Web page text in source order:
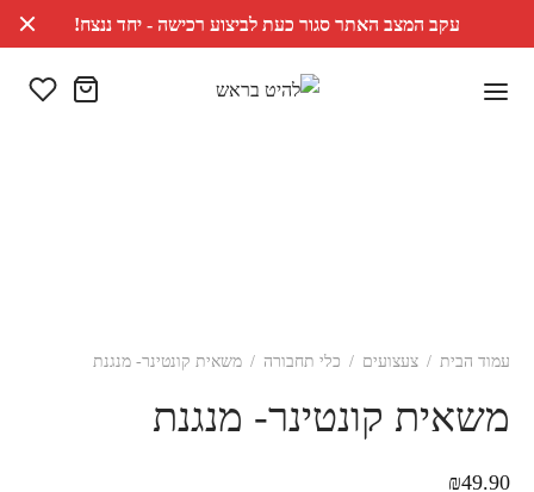
עקב המצב האתר סגור כעת לביצוע רכישה - יחד ננצח!
עמוד הבית / צעצועים / כלי תחבורה / משאית קונטינר- מנגנת
משאית קונטינר- מנגנת
₪49.90